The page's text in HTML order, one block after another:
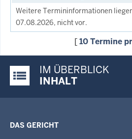
Weitere Termininformationen
07.08.2026, nicht vor.
[10 Termine
Justiz-Portal im Überblick:
IM ÜBERBLICK
INHALT
DAS GERICHT